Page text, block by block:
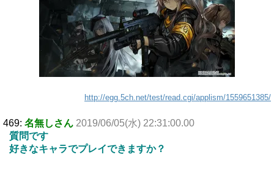
http://egg.5ch.net/test/read.cgi/applism/1559651385/
469: 名無しさん 2019/06/05(水) 22:31:00.00
質問です
好きなキャラでプレイできますか？